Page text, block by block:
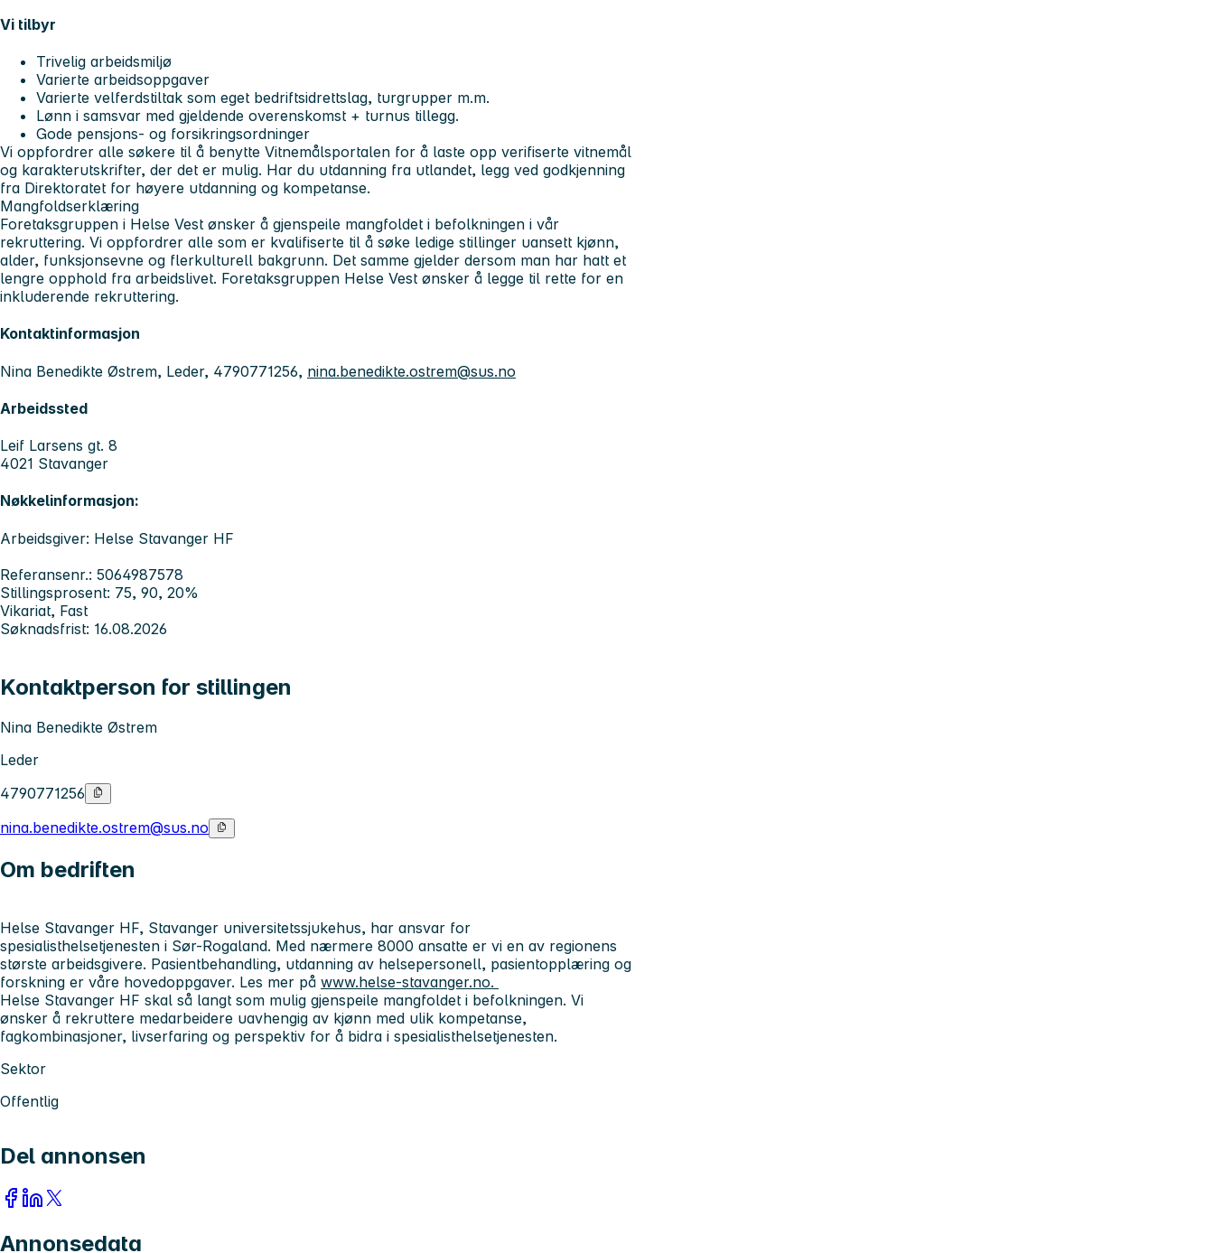
Vi tilbyr
Trivelig arbeidsmiljø
Varierte arbeidsoppgaver
Varierte velferdstiltak som eget bedriftsidrettslag, turgrupper m.m.
Lønn i samsvar med gjeldende overenskomst + turnus tillegg.
Gode pensjons- og forsikringsordninger
Vi oppfordrer alle søkere til å benytte Vitnemålsportalen for å laste opp verifiserte vitnemål
og karakterutskrifter, der det er mulig. Har du utdanning fra utlandet, legg ved godkjenning
fra Direktoratet for høyere utdanning og kompetanse.
Mangfoldserklæring
Foretaksgruppen i Helse Vest ønsker å gjenspeile mangfoldet i befolkningen i vår
rekruttering. Vi oppfordrer alle som er kvalifiserte til å søke ledige stillinger uansett kjønn,
alder, funksjonsevne og flerkulturell bakgrunn. Det samme gjelder dersom man har hatt et
lengre opphold fra arbeidslivet. Foretaksgruppen Helse Vest ønsker å legge til rette for en
inkluderende rekruttering.
Kontaktinformasjon
Nina Benedikte Østrem, Leder, 4790771256, nina.benedikte.ostrem@sus.no
Arbeidssted
Leif Larsens gt. 8
4021 Stavanger
Nøkkelinformasjon:
Arbeidsgiver: Helse Stavanger HF
Referansenr.: 5064987578
Stillingsprosent: 75, 90, 20%
Vikariat, Fast
Søknadsfrist: 16.08.2026
Kontaktperson for stillingen
Nina Benedikte Østrem
Leder
4790771256
nina.benedikte.ostrem@sus.no
Om bedriften
Helse Stavanger HF, Stavanger universitetssjukehus, har ansvar for
spesialisthelsetjenesten i Sør-Rogaland. Med nærmere 8000 ansatte er vi en av regionens
største arbeidsgivere. Pasientbehandling, utdanning av helsepersonell, pasientopplæring og
forskning er våre hovedoppgaver. Les mer på www.helse-stavanger.no.
Helse Stavanger HF skal så langt som mulig gjenspeile mangfoldet i befolkningen. Vi
ønsker å rekruttere medarbeidere uavhengig av kjønn med ulik kompetanse,
fagkombinasjoner, livserfaring og perspektiv for å bidra i spesialisthelsetjenesten.
Sektor
Offentlig
Del annonsen
Annonsedata